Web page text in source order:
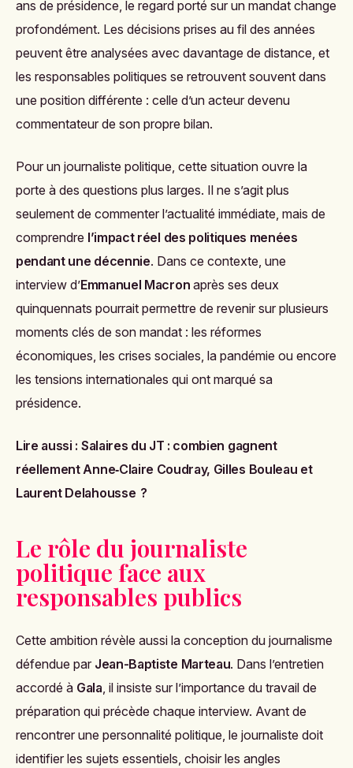
ans de présidence, le regard porté sur un mandat change
profondément. Les décisions prises au fil des années
peuvent être analysées avec davantage de distance, et
les responsables politiques se retrouvent souvent dans
une position différente : celle d’un acteur devenu
commentateur de son propre bilan.
Pour un journaliste politique, cette situation ouvre la
porte à des questions plus larges. Il ne s’agit plus
seulement de commenter l’actualité immédiate, mais de
comprendre l’impact réel des politiques menées
pendant une décennie. Dans ce contexte, une
interview d’Emmanuel Macron après ses deux
quinquennats pourrait permettre de revenir sur plusieurs
moments clés de son mandat : les réformes
économiques, les crises sociales, la pandémie ou encore
les tensions internationales qui ont marqué sa
présidence.
Lire aussi : Salaires du JT : combien gagnent
réellement Anne‑Claire Coudray, Gilles Bouleau et
Laurent Delahousse ?
Le rôle du journaliste
politique face aux
responsables publics
Cette ambition révèle aussi la conception du journalisme
défendue par Jean-Baptiste Marteau. Dans l’entretien
accordé à Gala , il insiste sur l’importance du travail de
préparation qui précède chaque interview. Avant de
rencontrer une personnalité politique, le journaliste doit
identifier les sujets essentiels, choisir les angles